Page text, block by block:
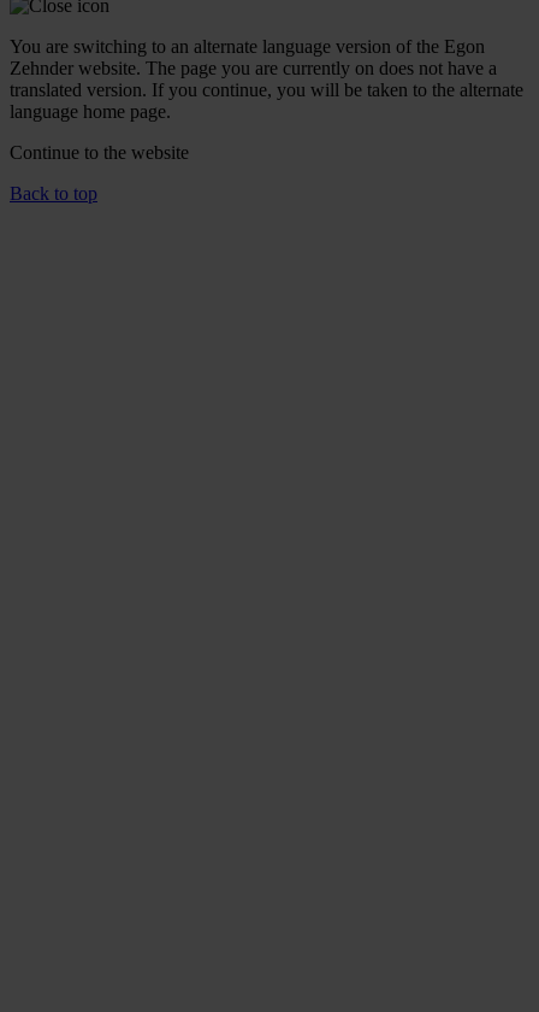
You are switching to an alternate language version of the Egon
Zehnder website. The page you are currently on does not have a
translated version. If you continue, you will be taken to the alternate
language home page.
Continue to the website
Back to top